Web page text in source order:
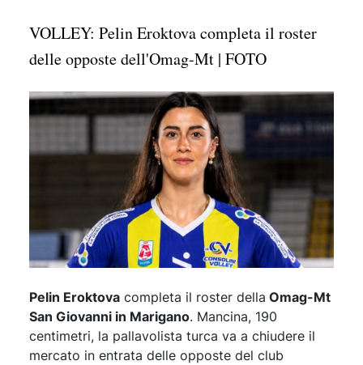
VOLLEY: Pelin Eroktova completa il roster
delle opposte dell'Omag-Mt | FOTO
Pelin Eroktova completa il roster della Omag-Mt
San Giovanni in Marigano. Mancina, 190
centimetri, la pallavolista turca va a chiudere il
mercato in entrata delle opposte del club